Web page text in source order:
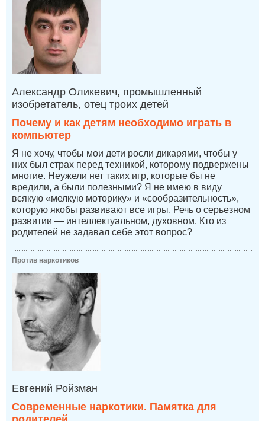
Александр Оликевич, промышленный
изобретатель, отец троих детей
Почему и как детям необходимо играть в
компьютер
Я не хочу, чтобы мои дети росли дикарями, чтобы у
них был страх перед техникой, которому подвержены
многие. Неужели нет таких игр, которые бы не
вредили, а были полезными? Я не имею в виду
всякую «мелкую моторику» и «сообразительность»,
которую якобы развивают все игры. Речь о серьезном
развитии — интеллектуальном, духовном. Кто из
родителей не задавал себе этот вопрос?
Против наркотиков
Евгений Ройзман
Современные наркотики. Памятка для